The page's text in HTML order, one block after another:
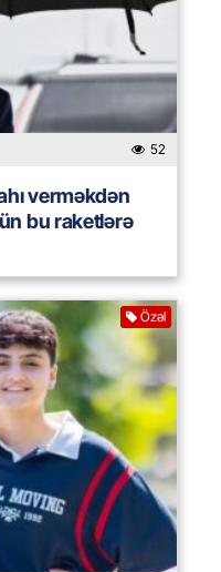
52
verməkdən
bu raketlərə
Özəl